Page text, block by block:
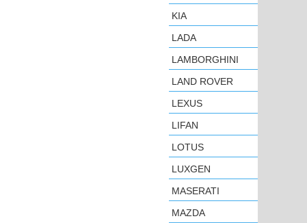
KIA
LADA
LAMBORGHINI
LAND ROVER
LEXUS
LIFAN
LOTUS
LUXGEN
MASERATI
MAZDA